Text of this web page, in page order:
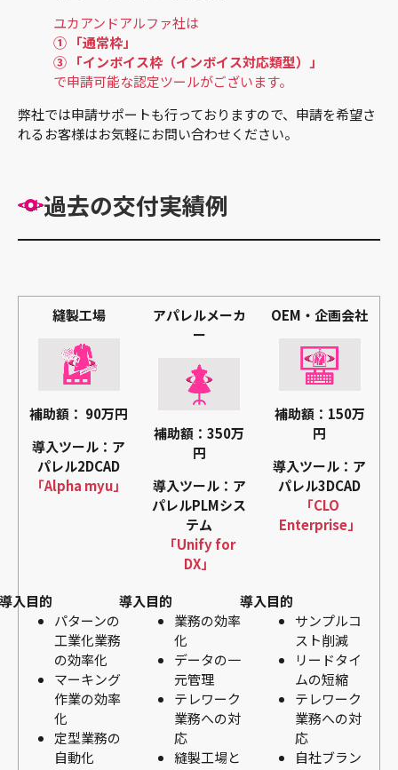
ユカアンドアルファ社は
① 「通常枠」
③ 「インボイス枠（インボイス対応類型）」
で申請可能な認定ツールがございます。
弊社では申請サポートも行っておりますので、申請を希望さ
れるお客様はお気軽にお問い合わせください。
過去の交付実績例
縫製工場
補助額： 90万円
導入ツール：ア
パレル2DCAD
「Alpha myu」
アパレルメーカ
ー
補助額：350万
円
導入ツール：ア
パレルPLMシス
テム
「Unify for
DX」
OEM・企画会社
補助額：150万
円
導入ツール：ア
パレル3DCAD
「CLO
Enterprise」
入目的
パターンの
工業化業務
の効率化
マーキング
作業の効率
化
定型業務の
自動化
導入目的
業務の効率
化
データの一
元管理
テレワーク
業務への対
応
縫製工場と
導入目的
サンプルコ
スト削減
リードタイ
ムの短縮
テレワーク
業務への対
応
自社ブラン